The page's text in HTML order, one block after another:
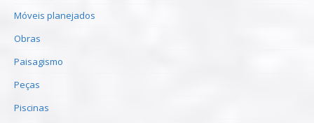
Móveis planejados
Obras
Paisagismo
Peças
Piscinas